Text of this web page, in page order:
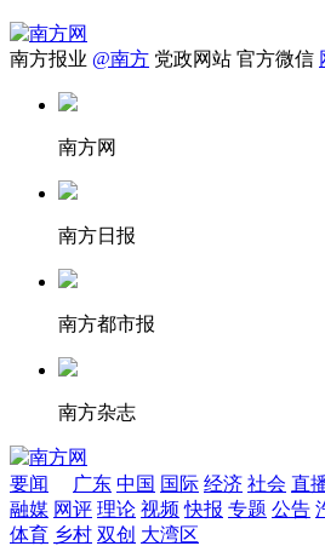
南方报业 @南方 党政网站 官方微信
南方网
南方日报
南方都市报
南方杂志
要闻 广东 中国 国际 经济 社会 直
融媒 网评 理论 视频 快报 专题 公告
体育 乡村 双创 大湾区